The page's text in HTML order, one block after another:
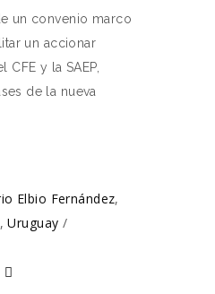
un convenio marco
un accionar
y la SAEP,
de la nueva
Elbio Fernández,
,Uruguay